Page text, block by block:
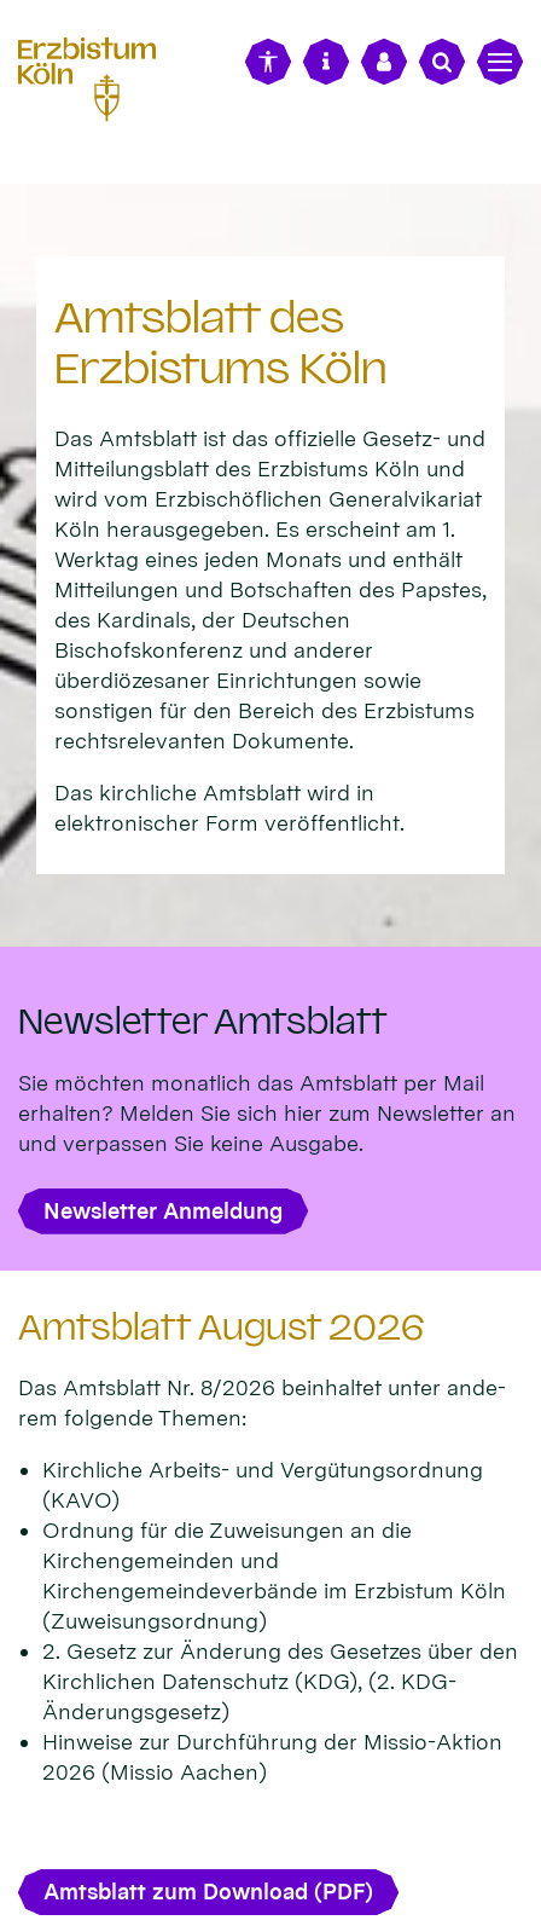
Amtsblatt des
Erzbistums Köln
Das Amtsblatt ist das offizielle Gesetz- und
Mitteilungsblatt des Erzbistums Köln und
wird vom Erzbischöflichen Generalvikariat
Köln herausgegeben. Es erscheint am 1.
Werktag eines jeden Monats und enthält
Mitteilungen und Botschaften des Papstes,
des Kardinals, der Deutschen
Bischofskonferenz und anderer
überdiözesaner Einrichtungen sowie
sonstigen für den Bereich des Erzbistums
rechtsrelevanten Dokumente.
Das kirchliche Amtsblatt wird in
elektronischer Form veröffentlicht.
Newsletter Amtsblatt
Sie möchten monatlich das Amtsblatt per Mail
erhalten? Melden Sie sich hier zum Newsletter an
und verpassen Sie keine Ausgabe.
Newsletter Anmeldung
Amtsblatt August 2026
Das Amts­blatt Nr. 8/2026 beinhal­tet unter ande­
rem fol­gen­de Themen:
Kirchliche Arbeits- und Vergütungsordnung
(KAVO)
Ordnung für die Zuweisungen an die
Kirchengemeinden und
Kirchengemeindeverbände im Erzbistum Köln
(Zuweisungsordnung)
2. Gesetz zur Änderung des Gesetzes über den
Kirchlichen Datenschutz (KDG), (2. KDG-
Änderungsgesetz)
Hinweise zur Durchführung der Missio-Aktion
2026 (Missio Aachen)
Amtsblatt zum Download (PDF)